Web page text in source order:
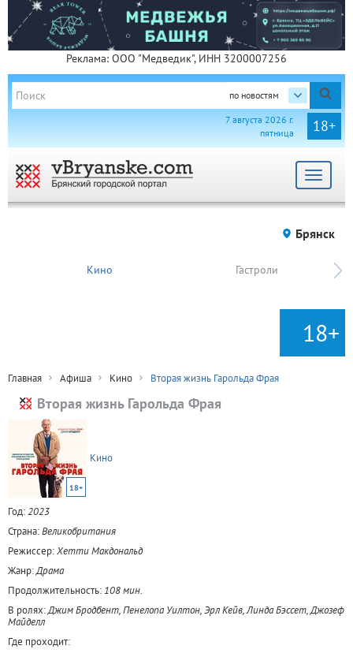
Реклама: ООО "Медведик", ИНН 3200007256
по новостям
18+
7 августа 2026 г.
пятница
Toggle
Брянск
Кино Гастроли
18+
Главная Афиша Кино Вторая жизнь Гарольда Фрая
Вторая жизнь Гарольда Фрая
18+
Кино
Год:2023
Страна:Великобритания
Режиссер:Хетти Макдональд
Жанр:Драма
Продолжительность: 108 мин.
В ролях:Джим Бродбент, Пенелопа Уилтон, Эрл Кейв, Линда Бэссет, Джозеф
Майделл
Где проходит: